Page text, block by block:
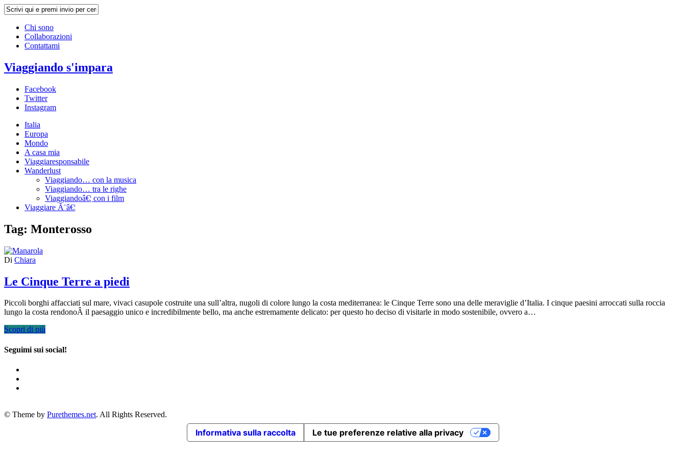
Chi sono
Collaborazioni
Contattami
Viaggiando s'impara
Facebook
Twitter
Instagram
Italia
Europa
Mondo
A casa mia
Viaggiaresponsabile
Wanderlust
Viaggiando… con la musica
Viaggiando… tra le righe
Viaggiandoâ€¦ con i film
Viaggiare Ã¨â€¦
Tag: Monterosso
Di Chiara
Le Cinque Terre a piedi
Piccoli borghi affacciati sul mare, vivaci casupole costruite una sull’altra, nugoli di colore lungo la costa mediterranea: le Cinque Terre sono una delle meraviglie d’Italia. I cinque paesini arroccati sulla roccia
lungo la costa rendonoÂ il paesaggio unico e incredibilmente bello, ma anche estremamente delicato: per questo ho deciso di visitarle in modo sostenibile, ovvero a…
Scopri di più
Seguimi sui social!
© Theme by Purethemes.net. All Rights Reserved.
Informativa sulla raccolta Le tue preferenze relative alla privacy